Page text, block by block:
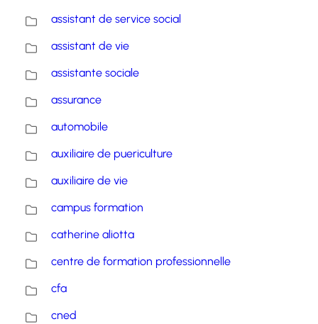
assistant de service social
assistant de vie
assistante sociale
assurance
automobile
auxiliaire de puericulture
auxiliaire de vie
campus formation
catherine aliotta
centre de formation professionnelle
cfa
cned